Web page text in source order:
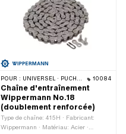
chaîne: Fermeture à ressort
POUR : UNIVERSEL · PUCH · SACHS · PONY / CILO (BÊTA 521 & 512) · ZÜNDAPP BELMONDO · TOMOS · BYE BIKE · CILO 10084
Chaîne d'entraînement
Wippermann No.18
(doublement renforcée)
Type de chaîne: 415H · Fabricant:
Wippermann · Matériau: Acier ·